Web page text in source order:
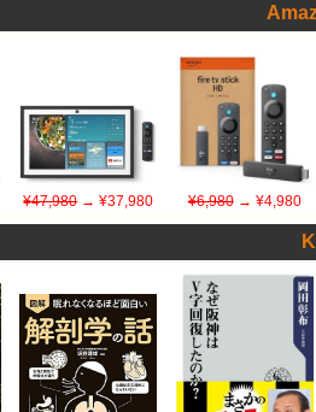
¥47,980→ ¥37,980 ¥6,980→ ¥4,980